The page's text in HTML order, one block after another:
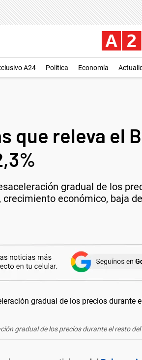
A24 Política Economía
que releva el
gradual de los
crecimiento económico, baja
gradual de los precios durante el resto